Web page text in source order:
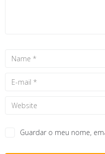
Guardar o meu nome,